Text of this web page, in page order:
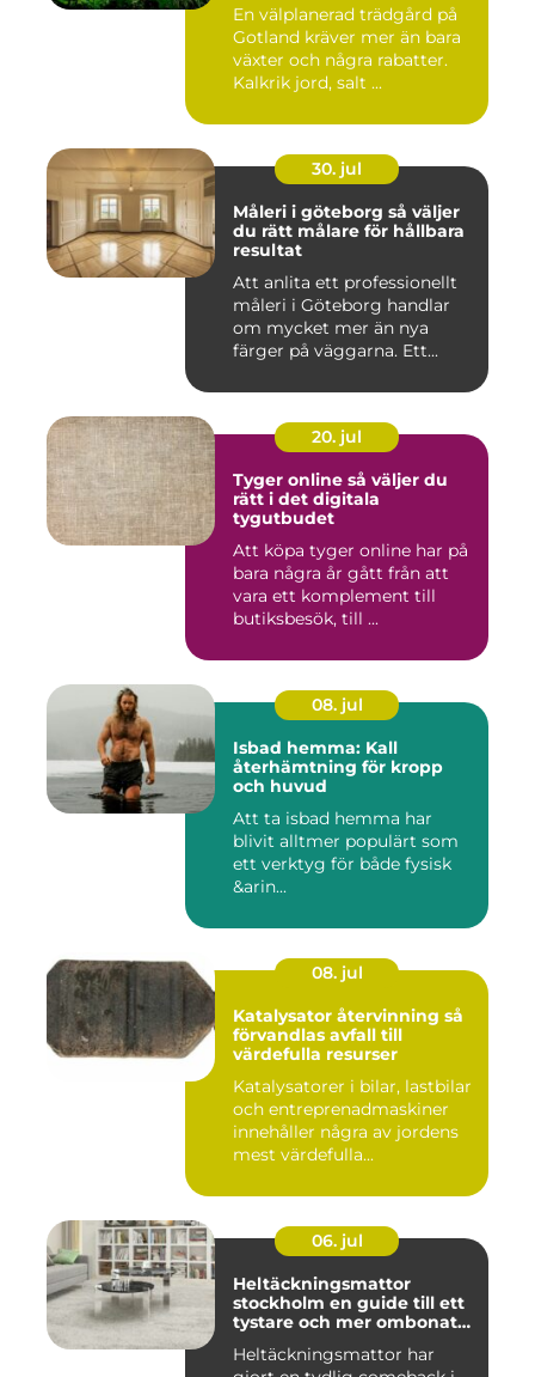
En välplanerad trädgård på
Gotland kräver mer än bara
växter och några rabatter.
Kalkrik jord, salt ...
30. jul
Måleri i göteborg så väljer
du rätt målare för hållbara
resultat
Att anlita ett professionellt
måleri i Göteborg handlar
om mycket mer än nya
färger på väggarna. Ett...
20. jul
Tyger online så väljer du
rätt i det digitala
tygutbudet
Att köpa tyger online har på
bara några år gått från att
vara ett komplement till
butiksbesök, till ...
08. jul
Isbad hemma: Kall
återhämtning för kropp
och huvud
Att ta isbad hemma har
blivit alltmer populärt som
ett verktyg för både fysisk
&arin...
08. jul
Katalysator återvinning så
förvandlas avfall till
värdefulla resurser
Katalysatorer i bilar, lastbilar
och entreprenadmaskiner
innehåller några av jordens
mest värdefulla...
06. jul
Heltäckningsmattor
stockholm en guide till ett
tystare och mer ombonat
Heltäckningsmattor har